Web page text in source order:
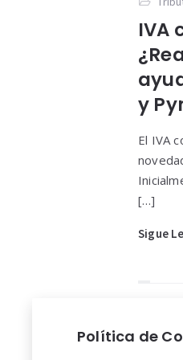
IVA
y
El IVA
[…]
Sigue
Política de